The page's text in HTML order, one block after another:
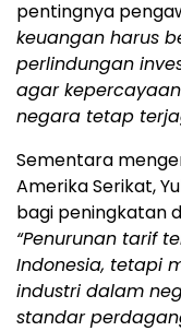
pentingnya
keuangan harus
perlindungan
agar
negara tetap
Sementara
Amerika Serikat,
bagi peningkatan
“Penurunan tarif
Indonesia, tetapi
industri dalam
standar